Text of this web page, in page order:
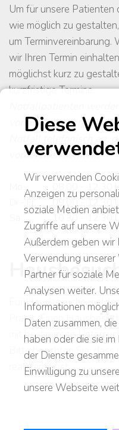
Diese
Wir verwenden
Anzeigen zu
soziale Medien
Zugriffe auf unsere
Außerdem geben wir
Verwendung
Partner für soziale
Analysen weiter.
Informationen
Daten zusammen,
haben oder die sie
der Dienste
Einwilligung zu
unsere Webseite
Um für unsere
wie möglich zu
um
wir Ihren Termin
möglichst kurz zu
kurzfristige Termine.
vorrangig behandelt.
Notfall telefonisch an,
vorbereiten können.
08.00 - 12.30
09.00 - 12.30
Für Hausbesuche
Praxis. Einen
mit bestimmten
Bitte beachten Sie, dass
realisierbar ist.